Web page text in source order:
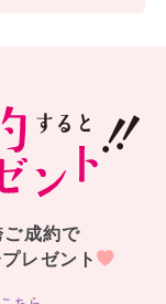
ご成約で
レゼント